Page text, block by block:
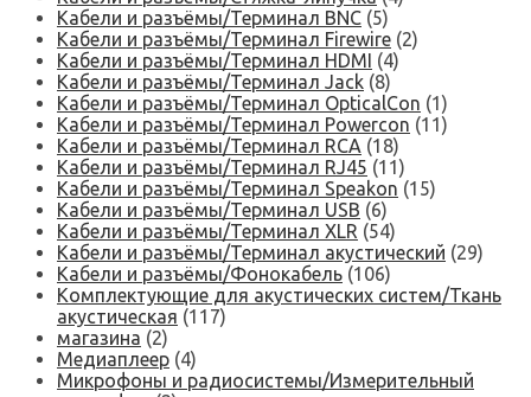
Кабели и разъёмы/Терминал BNC (5)
Кабели и разъёмы/Терминал Firewire (2)
Кабели и разъёмы/Терминал HDMI (4)
Кабели и разъёмы/Терминал Jack (8)
Кабели и разъёмы/Терминал OpticalCon (1)
Кабели и разъёмы/Терминал Powercon (11)
Кабели и разъёмы/Терминал RCA (18)
Кабели и разъёмы/Терминал RJ45 (11)
Кабели и разъёмы/Терминал Speakon (15)
Кабели и разъёмы/Терминал USB (6)
Кабели и разъёмы/Терминал XLR (54)
Кабели и разъёмы/Терминал акустический (29)
Кабели и разъёмы/Фонокабель (106)
Комплектующие для акустических систем/Ткань
акустическая (117)
магазина (2)
Медиаплеер (4)
Микрофоны и радиосистемы/Измерительный